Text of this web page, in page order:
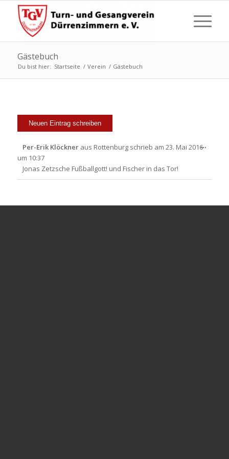
Gästebuch
Du bist hier: Startseite / Verein / Gästebuch
Per-Erik Klöckner aus Rottenburg schrieb am 23. Mai 2016
um 10:37
Jonas Zetzsche Fußballgott! und Fischer in das Tor!
...